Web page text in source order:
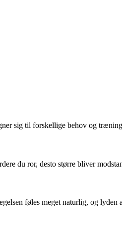
sig til forskellige behov og
du ror, desto større bliver
føles meget naturlig, og